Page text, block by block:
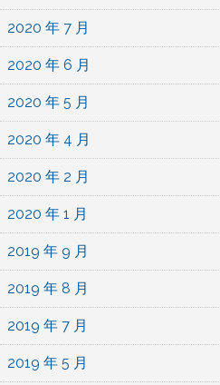
2020 年 7 月
2020 年 6 月
2020 年 5 月
2020 年 4 月
2020 年 2 月
2020 年 1 月
2019 年 9 月
2019 年 8 月
2019 年 7 月
2019 年 5 月